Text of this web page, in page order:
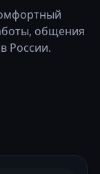
общения
России.